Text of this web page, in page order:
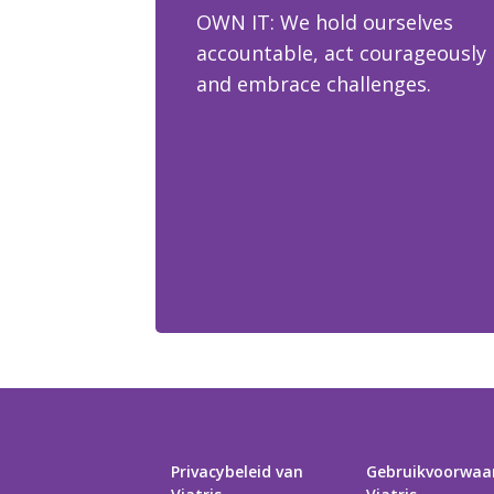
OWN IT: We hold ourselves
accountable, act courageously
and embrace challenges.
Privacybeleid van